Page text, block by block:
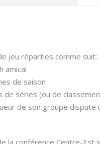
jeu réparties comme suit:
amical
de saison
de séries (ou de
de son groupe dispute